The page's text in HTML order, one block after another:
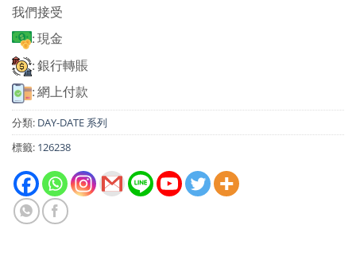
我們接受
: 現金
: 銀行轉賬
: 網上付款
分類: DAY-DATE 系列
標籤: 126238